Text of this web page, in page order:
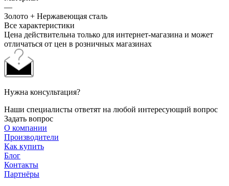
—
Золото + Нержавеющая сталь
Все характеристики
Цена действительна только для интернет-магазина и может
отличаться от цен в розничных магазинах
Нужна консультация?
Наши специалисты ответят на любой интересующий вопрос
Задать вопрос
О компании
Производители
Как купить
Блог
Контакты
Партнёры